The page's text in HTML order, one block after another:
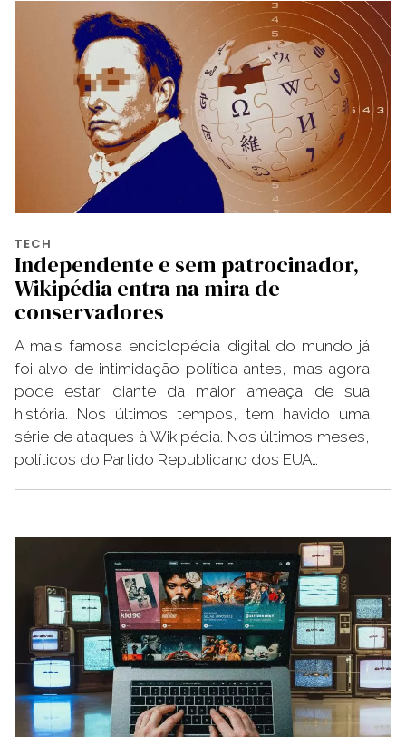
TECH
Independente e sem patrocinador,
Wikipédia entra na mira de
conservadores
A mais famosa enciclopédia digital do mundo já
foi alvo de intimidação política antes, mas agora
pode estar diante da maior ameaça de sua
história. Nos últimos tempos, tem havido uma
série de ataques à Wikipédia. Nos últimos meses,
políticos do Partido Republicano dos EUA…